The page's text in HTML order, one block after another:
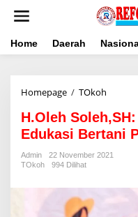
Home Daerah
Homepage / TOkoh
Petani
Muda
Perlu
Edukasi
Era
H.Oleh
Edukasi Bertani
Admin
22 November 2021
TOkoh
994 Dilihat